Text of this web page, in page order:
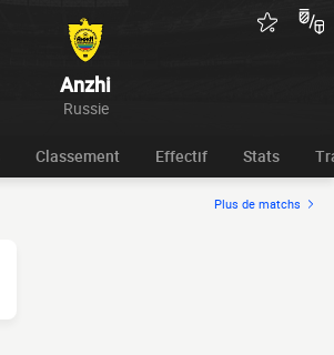
Anzhi
Russie
Classement Effectif Stats
Plus de matchs